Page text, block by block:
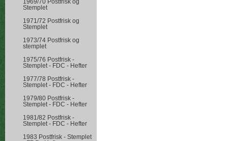
1969/70 Postfrisk og
Stemplet
1971/72 Postfrisk og
Stemplet
1973/74 Postfrisk og
stemplet
1975/76 Postfrisk -
Stemplet - FDC - Hefter
1977/78 Postfrisk -
Stemplet - FDC - Hefter
1979/80 Postfrisk -
Stemplet - FDC - Hefter
1981/82 Postfrisk -
Stemplet - FDC - Hefter
1983 Postfrisk - Stemplet